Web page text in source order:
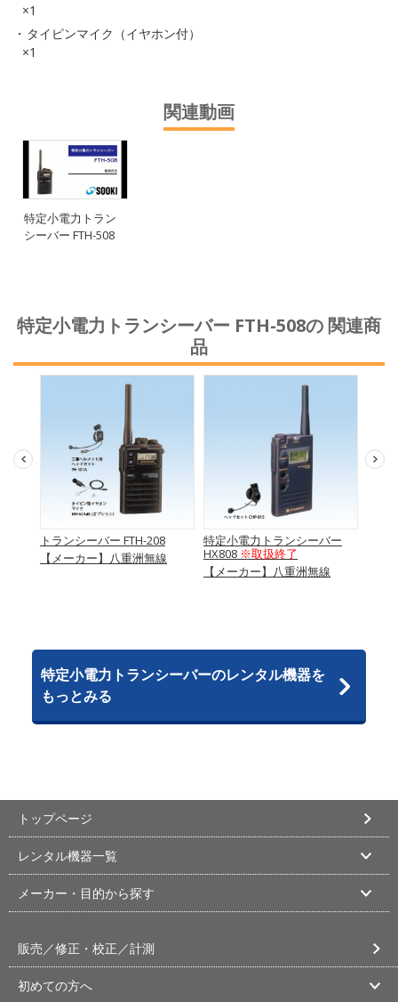
×1
タイピンマイク（イヤホン付）
×1
関連動画
特定小電力トラン
シーバー FTH-508
特定小電力トランシーバー FTH-508の 関連商
品
トランシーバー FTH-208
【メーカー】八重洲無線
特定小電力トランシーバー
HX808 ※取扱終了
【メーカー】八重洲無線
特定小電力トランシーバーのレンタル機器を
もっとみる
トップページ
レンタル機器一覧
メーカー・目的から探す
販売／修正・校正／計測
初めての方へ